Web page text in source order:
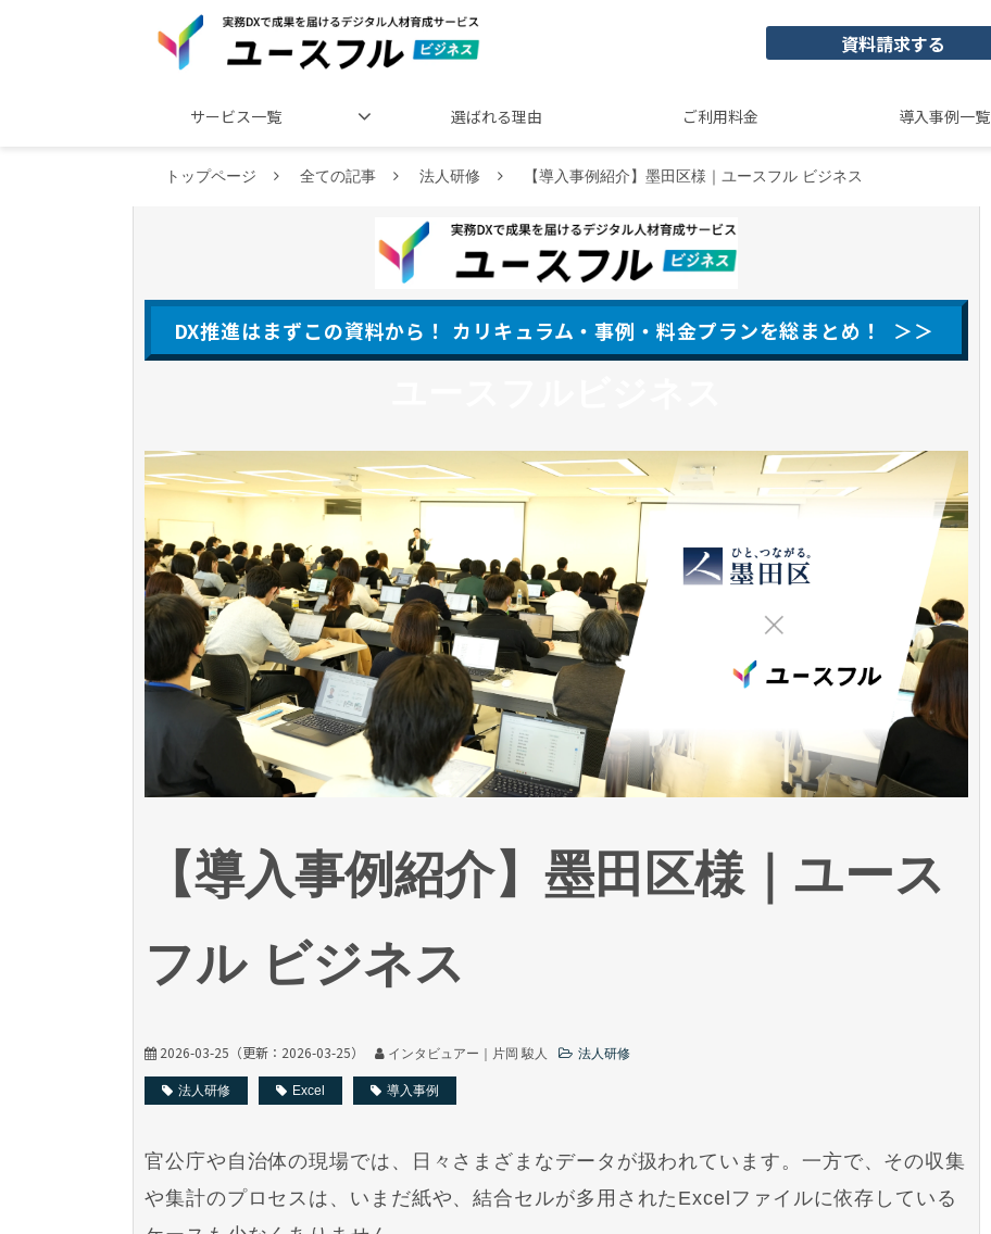
資料請求する
サービス一覧 選ばれる理由 ご利用料金 導入事例一覧
トップページ 全ての記事 法人研修 【導入事例紹介】墨田区様｜ユースフル ビジネス
DX推進はまずこの資料から！ カリキュラム・事例・料金プランを総まとめ！ ＞＞
【導入事例紹介】墨田区様｜ユース
フル ビジネス
2026-03-25 （更新： 2026-03-25） インタビュアー｜片岡 駿人 法人研修
法人研修 Excel 導入事例
官公庁や自治体の現場では、日々さまざまなデータが扱われています。一方で、その収集
や集計のプロセスは、いまだ紙や、結合セルが多用されたExcelファイルに依存している